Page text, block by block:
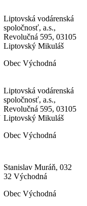
Liptovská vodárenská
spoločnosť, a.s.,
Revolučná 595, 03105
Liptovský Mikuláš
Obec Východná
Liptovská vodárenská
spoločnosť, a.s.,
Revolučná 595, 03105
Liptovský Mikuláš
Obec Východná
Stanislav Muráň, 032
32 Východná
Obec Východná